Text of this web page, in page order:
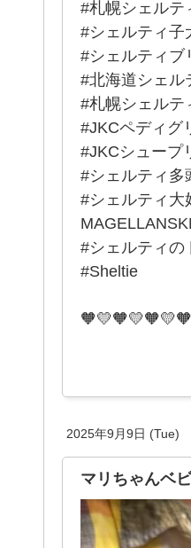
#札幌シェルテ
#シェルティ子
#シェルティブ
#北海道シェル
#札幌シェルテ
#JKCペディグ
#JKCシュープ
#シェルティ多
#シェルティ大
#シェルティの
#Sheltie
2025年9月9日 (Tue)
マリちゃんベ